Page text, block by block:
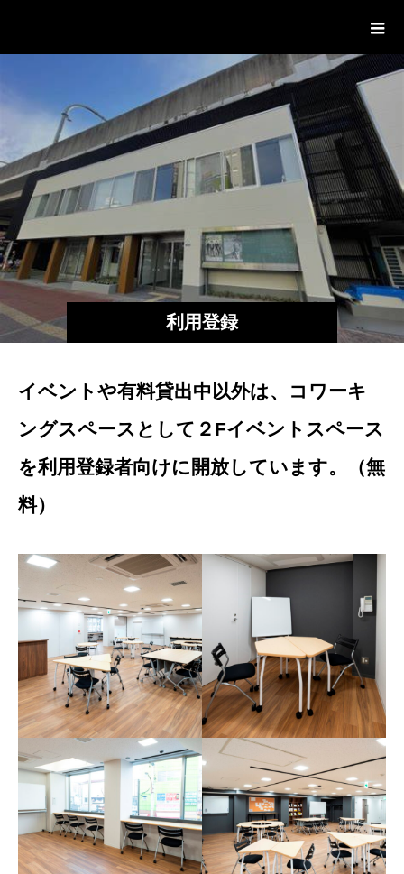
利用登録
イベントや有料貸出中以外は、コワーキ
ングスペースとして２Fイベントスペース
を利用登録者向けに開放しています。（無
料）